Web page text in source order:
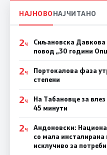
НАЈНОВОНАЈЧИТАНО
2Ч
Сиљановска Давкова
повод „30 години
2Ч
Портокалова фаза
степени
2Ч
На Табановце за
45 минути
2Ч
Андоновски:
со мала инсталирана
исклучиво за